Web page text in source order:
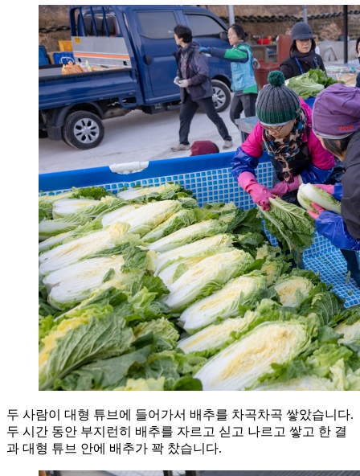
두 사람이 대형 튜브에 들어가서 배추를 차곡차곡 쌓았습니다.
두 시간 동안 부지런히 배추를 자르고 싣고 나르고 쌓고 한 결
과 대형 튜브 안에 배추가 꽉 찼습니다.